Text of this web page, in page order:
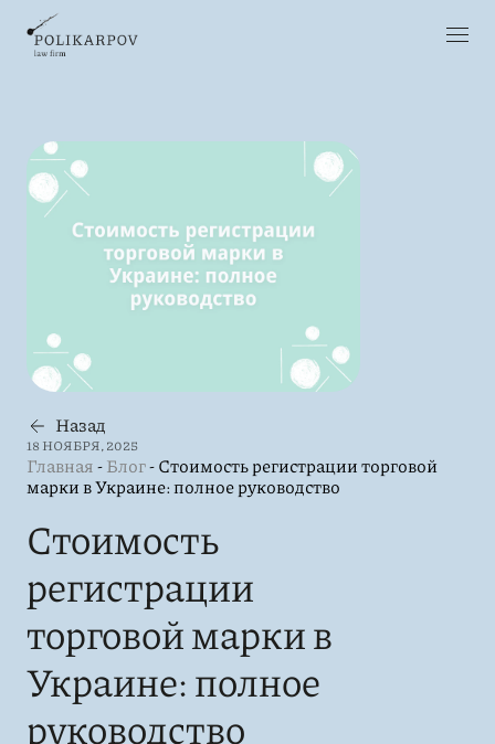
Назад
18 НОЯБРЯ, 2025
Главная-Блог-Стоимость регистрации торговой
марки в Украине: полное руководство
Стоимость
регистрации
торговой марки в
Украине: полное
руководство